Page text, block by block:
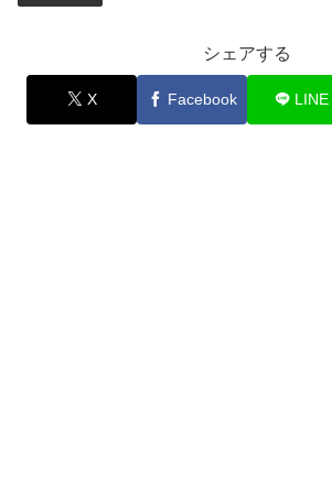
シェアする
X Facebook LINE